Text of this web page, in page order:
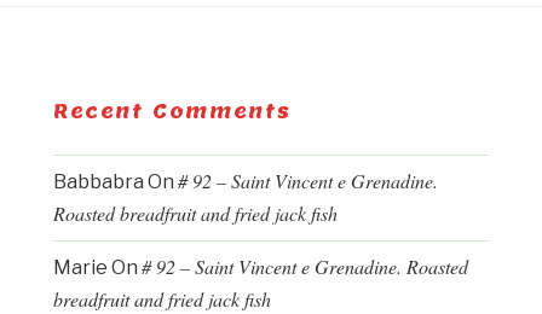
Recent Comments
Babbabra On # 92 – Saint Vincent e Grenadine.
Roasted breadfruit and fried jack fish
Marie On # 92 – Saint Vincent e Grenadine. Roasted
breadfruit and fried jack fish